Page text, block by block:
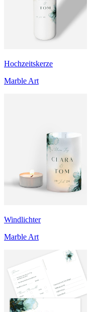
Hochzeitskerze
Marble Art
Windlichter
Marble Art